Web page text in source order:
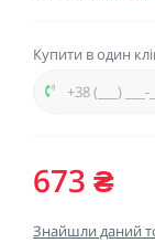
Купити в один
673 ₴
Знайшли даний